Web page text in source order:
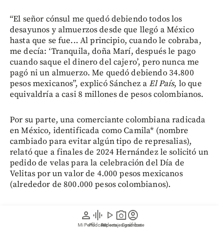
person
Mi Perfil
graphic_eq
Pódcast
play_arrow
Videos
photo_camera
Reportajes gráficos
account_circle
Suscríbete
“El señor cónsul me quedó debiendo todos los
desayunos y almuerzos desde que llegó a México
hasta que se fue... Al principio, cuando le cobraba,
me decía: ‘Tranquila, doña Marí, después le pago
cuando saque el dinero del cajero’, pero nunca me
pagó ni un almuerzo. Me quedó debiendo 34.800
pesos mexicanos”, explicó Sánchez aEl País, lo que
equivaldría a casi 8 millones de pesos colombianos.
Por su parte, una comerciante colombiana radicada
en México, identificada como Camila* (nombre
cambiado para evitar algún tipo de represalias),
relató que a finales de 2024 Hernández le solicitó un
pedido de velas para la celebración del Día de
Velitas por un valor de 4.000 pesos mexicanos
(alrededor de 800.000 pesos colombianos).
Tras la entrega, el funcionario se negó a pagar en
efectivo y posteriormente dejó de responder las